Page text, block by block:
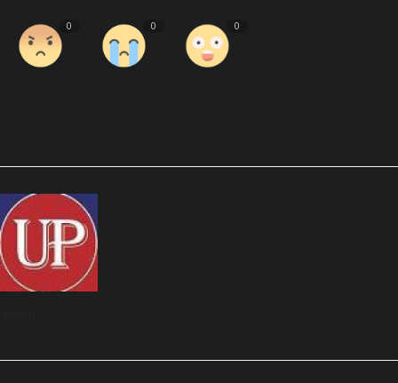
0 0 0